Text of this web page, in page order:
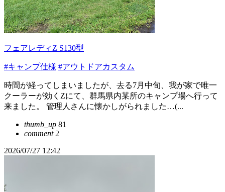
フェアレディZ S130型
#キャンプ仕様 #アウトドアカスタム
時間が経ってしまいましたが、去る7月中旬、我が家で唯一
クーラーが効くZにて、群馬県内某所のキャンプ場へ行って
来ました。 管理人さんに懐かしがられました…(...
thumb_up 81
comment2
2026/07/27 12:42